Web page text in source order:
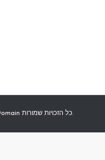
זכויות יוצרים © 2026 ResellMyDomain כל הזכויות שמורות.